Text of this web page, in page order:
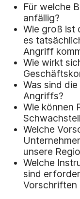
Für welche
anfällig?
Wie groß ist
es
Angriff
Wie wirkt
Was sind
Angriffs?
Wie können
Welche
unsere
Welche
sind
Vorschriften